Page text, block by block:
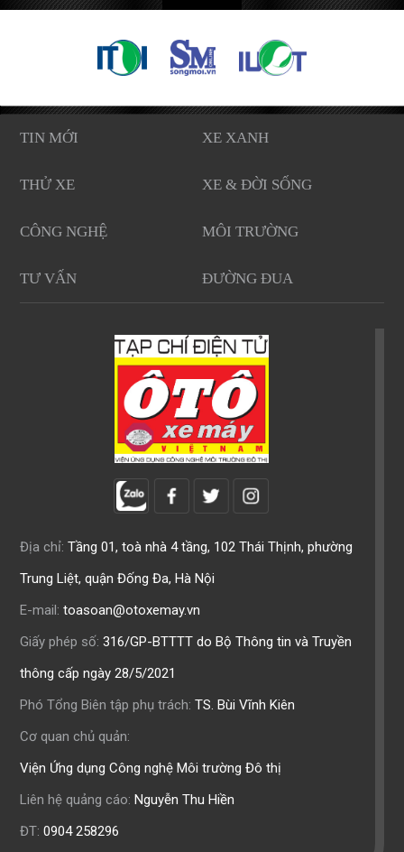
TIN MỚI XE XANH
THỬ XE XE & ĐỜI SỐNG
CÔNG NGHỆ MÔI TRƯỜNG
TƯ VẤN ĐƯỜNG ĐUA
Địa chỉ: Tầng 01, toà nhà 4 tầng, 102 Thái Thịnh, phường
Trung Liệt, quận Đống Đa, Hà Nội
E-mail: toasoan@otoxemay.vn
Giấy phép số: 316/GP-BTTTT do Bộ Thông tin và Truyền
thông cấp ngày 28/5/2021
Phó Tổng Biên tập phụ trách: TS. Bùi Vĩnh Kiên
Cơ quan chủ quản:
Viện Ứng dụng Công nghệ Môi trường Đô thị
Liên hệ quảng cáo: Nguyễn Thu Hiền
ĐT: 0904 258296